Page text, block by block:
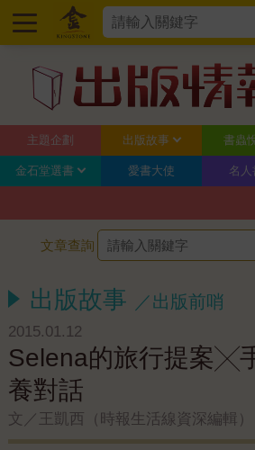
主題企劃 出版故事 書蟲
金石堂選書 愛書大使 名人
文章查詢
出版故事 ／出版前哨
2015.01.12
Selena的旅行提案╳
養對話
文／王凱西（時報生活線資深編輯）